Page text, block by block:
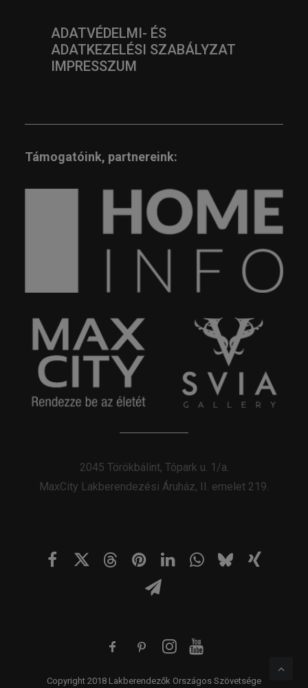
ADATVÉDELMI- ÉS
ADATKEZELÉSI SZABÁLYZAT
IMPRESSZUM
Támogatóink, partnereink:
2045 Törökbálint, Tópark u. 1/a.
MaxCity Lakberendezési Áruház, II. emelet 219.
Copyright 2018 Lakberendezők Országos Szövetsége